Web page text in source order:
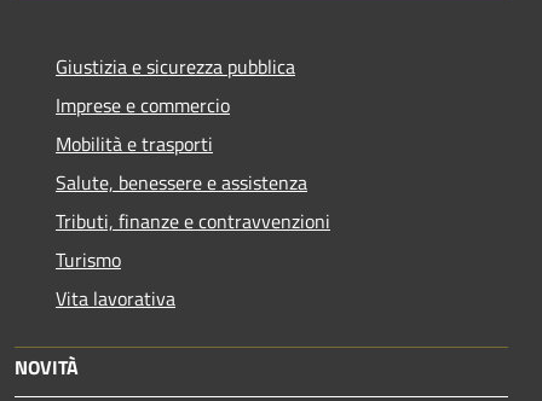
Giustizia e sicurezza pubblica
Imprese e commercio
Mobilità e trasporti
Salute, benessere e assistenza
Tributi, finanze e contravvenzioni
Turismo
Vita lavorativa
NOVITÀ